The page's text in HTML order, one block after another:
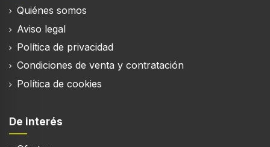
Quiénes somos
Aviso legal
Política de privacidad
Condiciones de venta y contratación
Política de cookies
De interés